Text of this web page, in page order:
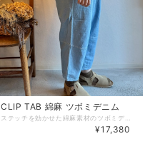
CLIP TAB 綿麻 ツボミデニム
¥17,380